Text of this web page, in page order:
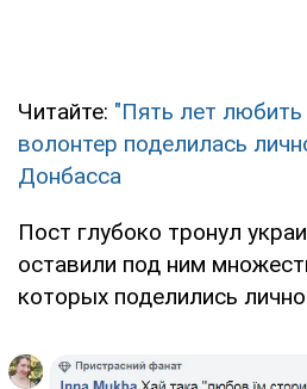
Читайте: "Пять лет любить
волонтер поделилась
Донбасса
Пост глубоко тронул
оставили под ним
которых поделились